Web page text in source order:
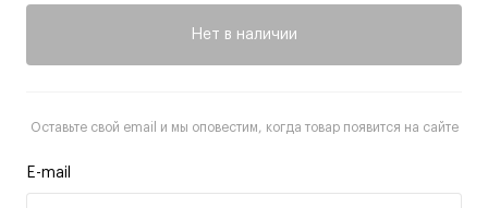
Нет в наличии
Оставьте свой email и мы оповестим, когда товар появится на сайте
E-mail